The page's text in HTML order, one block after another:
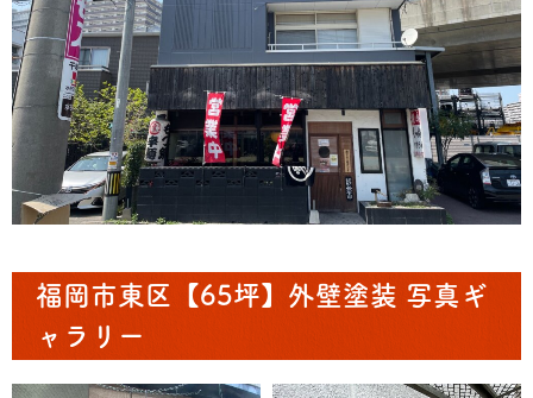
福岡市東区【65坪】外壁塗装 写真ギ
ャラリー